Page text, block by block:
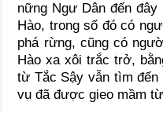
nững Ngư Dân đến
Hào, trong số đó có
phá rừng, cũng có
Hào xa xôi trắc trở,
từ Tắc Sậy vẫn tìm
vụ đã được gieo mầm